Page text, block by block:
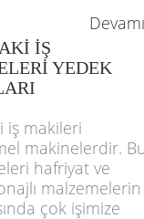
Devamı
İŞ
YEDEK
iş makileri
makinelerdir.
hafriyat ve
malzemelerin
çok işimize